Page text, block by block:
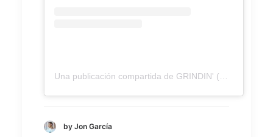
by Jon García